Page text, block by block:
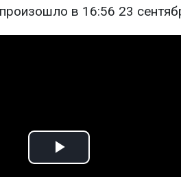
в 16:56 23
Play